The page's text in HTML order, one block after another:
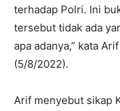
terhadap Polri. Ini
tersebut tidak ada
apa adanya,” kata
(5/8/2022).
Arif menyebut sikap